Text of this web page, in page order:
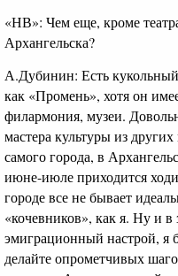
«НВ»: Чем еще, кроме
Архангельска?
А.Дубинин: Есть
как «Промень», хотя он
филармония, музеи.
мастера культуры из
самого города, в
июне-июле приходится
городе все не бывает
«кочевников», как я. Ну и в
эмиграционный настрой, я
делайте опрометчивых